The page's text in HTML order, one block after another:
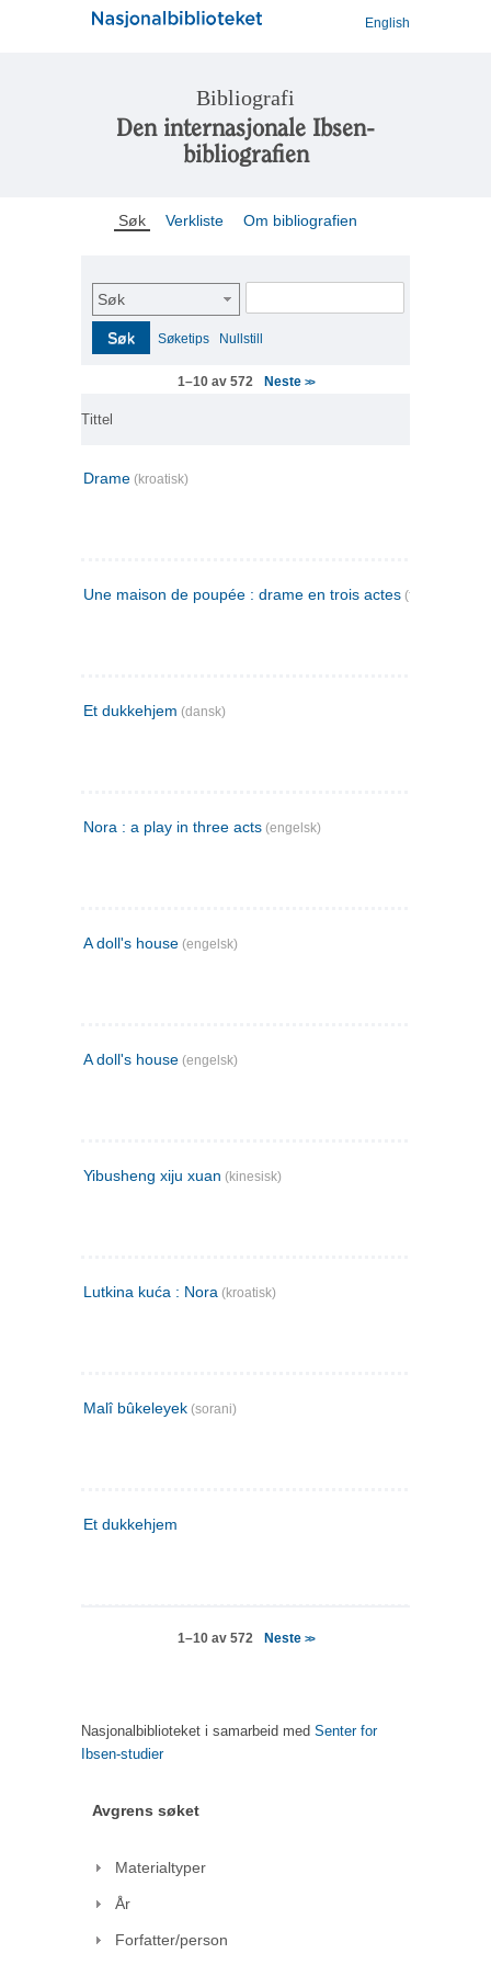
English
Bibliografi
Den internasjonale Ibsen-
bibliografien
Søk Verkliste Om bibliografien
Søk
Søk Søketips Nullstill
1–10 av 572 Neste >>
Tittel
Drame (kroatisk)
Une maison de poupée : drame en trois actes (fransk)
Et dukkehjem (dansk)
Nora : a play in three acts (engelsk)
A doll's house (engelsk)
A doll's house (engelsk)
Yibusheng xiju xuan (kinesisk)
Lutkina kuća : Nora (kroatisk)
Malî bûkeleyek (sorani)
Et dukkehjem
1–10 av 572 Neste >>
Nasjonalbiblioteket i samarbeid med Senter for
Ibsen-studier
Avgrens søket
Materialtyper
År
Forfatter/person